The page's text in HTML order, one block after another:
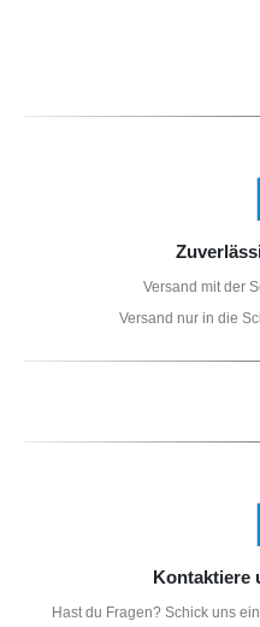
Versand mit der
Versand nur in die
Kontaktiere
Hast du Fragen? Schick uns